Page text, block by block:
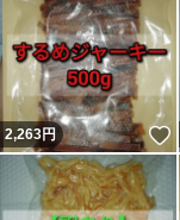
2,263円